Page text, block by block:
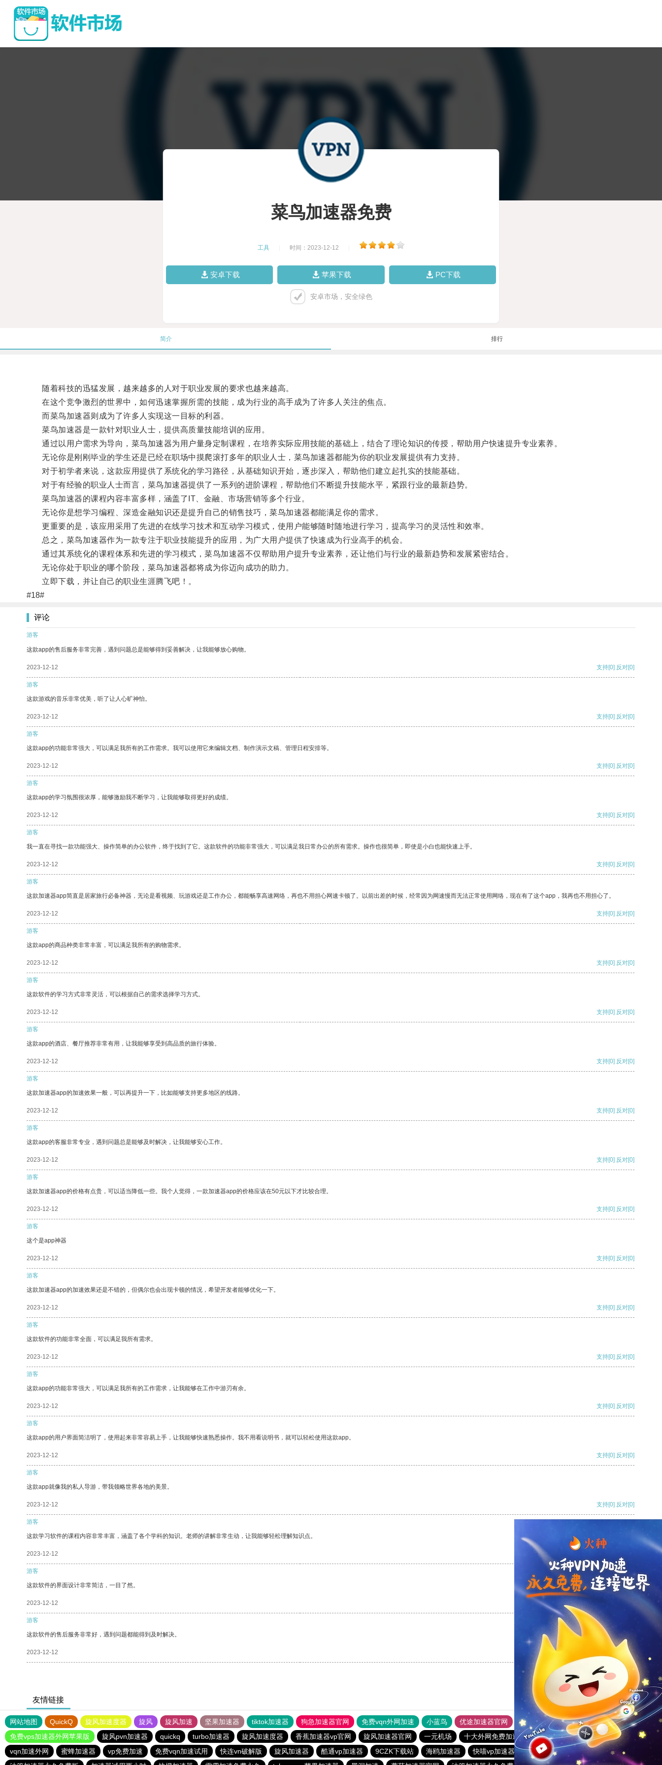
菜鸟加速器免费
工具 时间：2023-12-12
安卓下载 苹果下载 PC下载
安卓市场，安全绿色
简介 排行
随着科技的迅猛发展，越来越多的人对于职业发展的要求也越来越高。
在这个竞争激烈的世界中，如何迅速掌握所需的技能，成为行业的高手成为了许多人关注的焦点。
而菜鸟加速器则成为了许多人实现这一目标的利器。
菜鸟加速器是一款针对职业人士，提供高质量技能培训的应用。
通过以用户需求为导向，菜鸟加速器为用户量身定制课程，在培养实际应用技能的基础上，结合了理论知识的传授，帮助用户快速提升专业素养。
无论你是刚刚毕业的学生还是已经在职场中摸爬滚打多年的职业人士，菜鸟加速器都能为你的职业发展提供有力支持。
对于初学者来说，这款应用提供了系统化的学习路径，从基础知识开始，逐步深入，帮助他们建立起扎实的技能基础。
对于有经验的职业人士而言，菜鸟加速器提供了一系列的进阶课程，帮助他们不断提升技能水平，紧跟行业的最新趋势。
菜鸟加速器的课程内容丰富多样，涵盖了IT、金融、市场营销等多个行业。
无论你是想学习编程、深造金融知识还是提升自己的销售技巧，菜鸟加速器都能满足你的需求。
更重要的是，该应用采用了先进的在线学习技术和互动学习模式，使用户能够随时随地进行学习，提高学习的灵活性和效率。
总之，菜鸟加速器作为一款专注于职业技能提升的应用，为广大用户提供了快速成为行业高手的机会。
通过其系统化的课程体系和先进的学习模式，菜鸟加速器不仅帮助用户提升专业素养，还让他们与行业的最新趋势和发展紧密结合。
无论你处于职业的哪个阶段，菜鸟加速器都将成为你迈向成功的助力。
立即下载，并让自己的职业生涯腾飞吧！。
#18#
评论
游客
这款app的售后服务非常完善，遇到问题总是能够得到妥善解决，让我能够放心购物。
2023-12-12 支持[0] 反对[0]
游客
这款游戏的音乐非常优美，听了让人心旷神怡。
2023-12-12 支持[0] 反对[0]
游客
这款app的功能非常强大，可以满足我所有的工作需求。我可以使用它来编辑文档、制作演示文稿、管理日程安排等。
2023-12-12 支持[0] 反对[0]
游客
这款app的学习氛围很浓厚，能够激励我不断学习，让我能够取得更好的成绩。
2023-12-12 支持[0] 反对[0]
游客
我一直在寻找一款功能强大、操作简单的办公软件，终于找到了它。这款软件的功能非常强大，可以满足我日常办公的所有需求。操作也很简单，即使是小白也能快速上手。
2023-12-12 支持[0] 反对[0]
游客
这款加速器app简直是居家旅行必备神器，无论是看视频、玩游戏还是工作办公，都能畅享高速网络，再也不用担心网速卡顿了。以前出差的时候，经常因为网速慢而无法正常使用网络，现在有了这个app，我再也不用担心了。
2023-12-12 支持[0] 反对[0]
游客
这款app的商品种类非常丰富，可以满足我所有的购物需求。
2023-12-12 支持[0] 反对[0]
游客
这款软件的学习方式非常灵活，可以根据自己的需求选择学习方式。
2023-12-12 支持[0] 反对[0]
游客
这款app的酒店、餐厅推荐非常有用，让我能够享受到高品质的旅行体验。
2023-12-12 支持[0] 反对[0]
游客
这款加速器app的加速效果一般，可以再提升一下，比如能够支持更多地区的线路。
2023-12-12 支持[0] 反对[0]
游客
这款app的客服非常专业，遇到问题总是能够及时解决，让我能够安心工作。
2023-12-12 支持[0] 反对[0]
游客
这款加速器app的价格有点贵，可以适当降低一些。我个人觉得，一款加速器app的价格应该在50元以下才比较合理。
2023-12-12 支持[0] 反对[0]
游客
这个是app神器
2023-12-12 支持[0] 反对[0]
游客
这款加速器app的加速效果还是不错的，但偶尔也会出现卡顿的情况，希望开发者能够优化一下。
2023-12-12 支持[0] 反对[0]
游客
这款软件的功能非常全面，可以满足我所有需求。
2023-12-12 支持[0] 反对[0]
游客
这款app的功能非常强大，可以满足我所有的工作需求，让我能够在工作中游刃有余。
2023-12-12 支持[0] 反对[0]
游客
这款app的用户界面简洁明了，使用起来非常容易上手，让我能够快速熟悉操作。我不用看说明书，就可以轻松使用这款app。
2023-12-12 支持[0] 反对[0]
游客
这款app就像我的私人导游，带我领略世界各地的美景。
2023-12-12 支持[0] 反对[0]
游客
这款学习软件的课程内容非常丰富，涵盖了各个学科的知识。老师的讲解非常生动，让我能够轻松理解知识点。
2023-12-12
游客
这款软件的界面设计非常简洁，一目了然。
2023-12-12 反对
游客
这款软件的售后服务非常好，遇到问题都能得到及时解决。
2023-12-12 反对[0]
友情链接
网站地图 QuickQ 旋风加速度器 旋风 旋风加速 坚果加速器 tiktok加速器 狗急加速器官网 免费vqn外网加速 小蓝鸟 优途加速器官网 风驰加速器 旋风加速器
八戒看书
免费vps加速器外网苹果版
旋风pvn加速器 quickq turbo加速器 旋风加速度器 香蕉加速器vp官网 旋风加速器官网 一元机场 十大外网免费加速神器 猎豹vp加速器官网
vqn加速
vqn加速外网
蜜蜂加速器 vp免费加速 免费vqn加速试用 快连vn破解版 旋风加速器 酷通vp加速器 9CZK下载站 海鸥加速器 快喵vp加速器
黑洞nvp加速器